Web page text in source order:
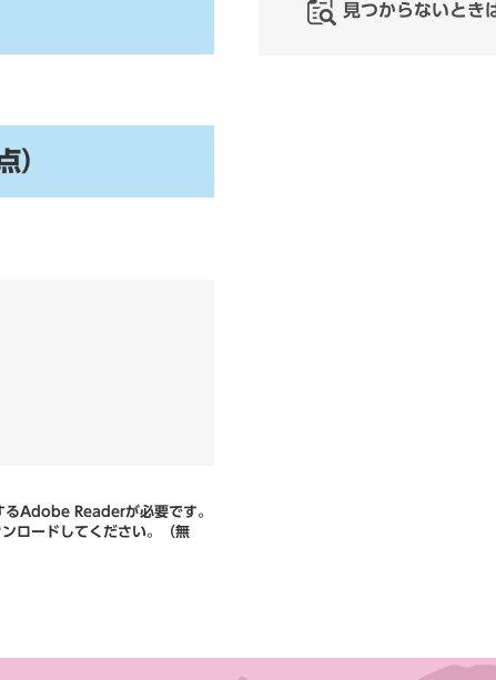
）
るAdobe Readerが必要です。
ロードしてください。（無
見つからないとき